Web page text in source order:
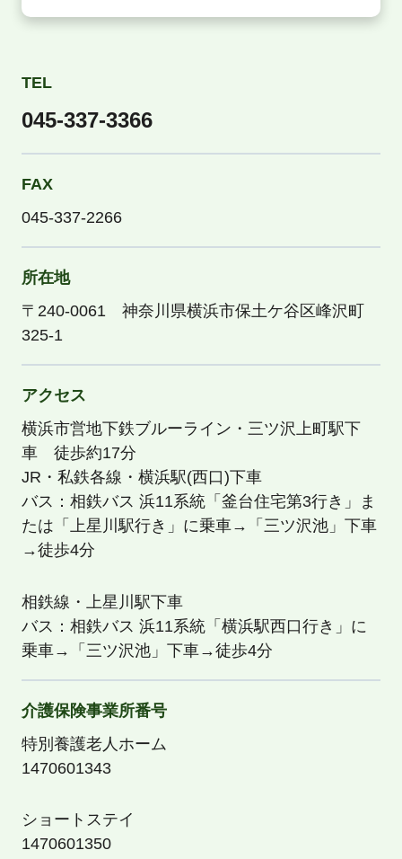
TEL
045-337-3366
FAX
045-337-2266
所在地
〒240-0061 神奈川県横浜市保土ケ谷区峰沢町
325-1
アクセス
横浜市営地下鉄ブルーライン・三ツ沢上町駅下
車 徒歩約17分
JR・私鉄各線・横浜駅(西口)下車
バス：相鉄バス 浜11系統「釜台住宅第3行き」ま
たは「上星川駅行き」に乗車→「三ツ沢池」下車
→徒歩4分
相鉄線・上星川駅下車
バス：相鉄バス 浜11系統「横浜駅西口行き」に
乗車→「三ツ沢池」下車→徒歩4分
介護保険事業所番号
特別養護老人ホーム
1470601343
ショートステイ
1470601350